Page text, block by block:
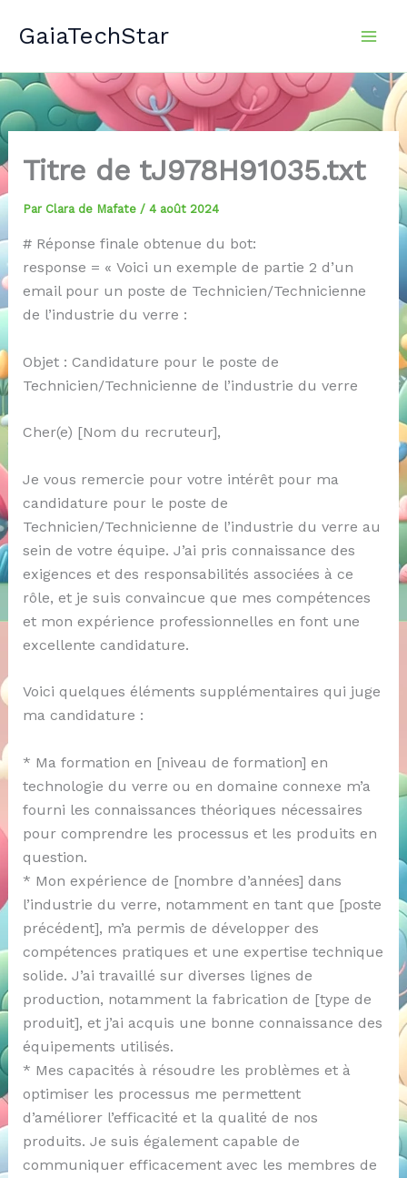
GaiaTechStar
Titre de tJ978H91035.txt
Par Clara de Mafate / 4 août 2024
# Réponse finale obtenue du bot:
response = « Voici un exemple de partie 2 d’un
email pour un poste de Technicien/Technicienne
de l’industrie du verre :
Objet : Candidature pour le poste de
Technicien/Technicienne de l’industrie du verre
Cher(e) [Nom du recruteur],
Je vous remercie pour votre intérêt pour ma
candidature pour le poste de
Technicien/Technicienne de l’industrie du verre au
sein de votre équipe. J’ai pris connaissance des
exigences et des responsabilités associées à ce
rôle, et je suis convaincue que mes compétences
et mon expérience professionnelles en font une
excellente candidature.
Voici quelques éléments supplémentaires qui juge
ma candidature :
* Ma formation en [niveau de formation] en
technologie du verre ou en domaine connexe m’a
fourni les connaissances théoriques nécessaires
pour comprendre les processus et les produits en
question.
* Mon expérience de [nombre d’années] dans
l’industrie du verre, notamment en tant que [poste
précédent], m’a permis de développer des
compétences pratiques et une expertise technique
solide. J’ai travaillé sur diverses lignes de
production, notamment la fabrication de [type de
produit], et j’ai acquis une bonne connaissance des
équipements utilisés.
* Mes capacités à résoudre les problèmes et à
optimiser les processus me permettent
d’améliorer l’efficacité et la qualité de nos
produits. Je suis également capable de
communiquer efficacement avec les membres de